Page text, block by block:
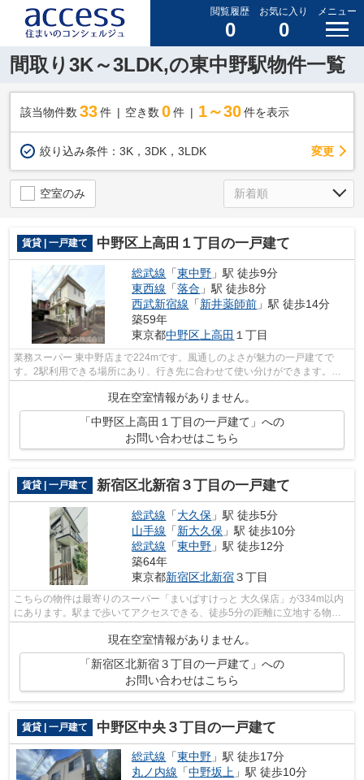
閲覧履歴
0
お気に入り
0
メニュー
間取り3K～3LDK,の東中野駅物件一覧
該当物件数 33件 空き数 0 件 1～30 件を表示
絞り込み条件： 3K，3DK，3LDK 変更
空室のみ
賃貸 | 一戸建て 中野区上高田１丁目の一戸建て
総武線 「東中野 」駅 徒歩9分
東西線 「落合 」駅 徒歩8分
西武新宿線 「新井薬師前 」駅 徒歩14分
築59年
東京都中野区 上高田 １丁目
業務スーパー 東中野店まで224mです。風通しのよさが魅力の一戸建てで
す。2駅利用できる場所にあり、行き先に合わせて使い分けができます。戸
建て物件は、室内のレイアウトの自由度も...
現在空室情報がありません。
「中野区上高田１丁目の一戸建て」への
お問い合わせはこちら
賃貸 | 一戸建て 新宿区北新宿３丁目の一戸建て
総武線 「大久保 」駅 徒歩5分
山手線 「新大久保 」駅 徒歩10分
総武線 「東中野 」駅 徒歩12分
築64年
東京都新宿区北新宿３丁目
こちらの物件は最寄りのスーパー「まいばすけっと 大久保店」が334m以内
にあります。駅まで歩いてアクセスできる、徒歩5分の距離に立地する物件
現在空室情報がありません。
「新宿区北新宿３丁目の一戸建て」への
お問い合わせはこちら
賃貸 | 一戸建て 中野区中央３丁目の一戸建て
総武線 「東中野 」駅 徒歩17分
丸ノ内線 「中野坂上 」駅 徒歩10分